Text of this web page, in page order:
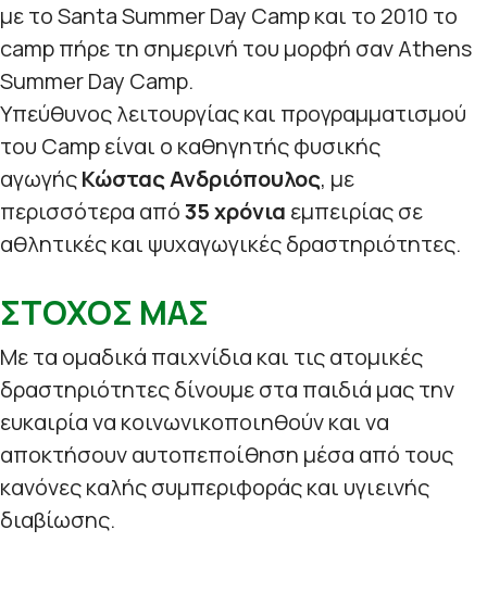
με το Santa Summer Day Camp και το 2010 το
camp πήρε τη σημερινή του μορφή σαν Athens
Summer Day Camp.
Υπεύθυνος λειτουργίας και προγραμματισμού
του Camp είναι ο καθηγητής φυσικής
αγωγήςΚώστας Ανδριόπουλος, με
περισσότερα από35 χρόνια εμπειρίας σε
αθλητικές και ψυχαγωγικές δραστηριότητες.
ΣΤΟΧΟΣ ΜΑΣ
Με τα ομαδικά παιχνίδια και τις ατομικές
δραστηριότητες δίνουμε στα παιδιά μας την
ευκαιρία να κοινωνικοποιηθούν και να
αποκτήσουν αυτοπεποίθηση μέσα από τους
κανόνες καλής συμπεριφοράς και υγιεινής
διαβίωσης.